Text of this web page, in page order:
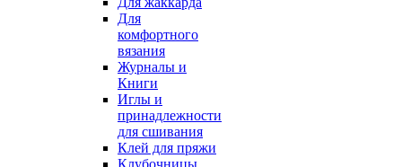
Для
комфортного
вязания
Журналы и
Книги
Иглы и
принадлежности
для сшивания
Клей для пряжи
Клубочницы